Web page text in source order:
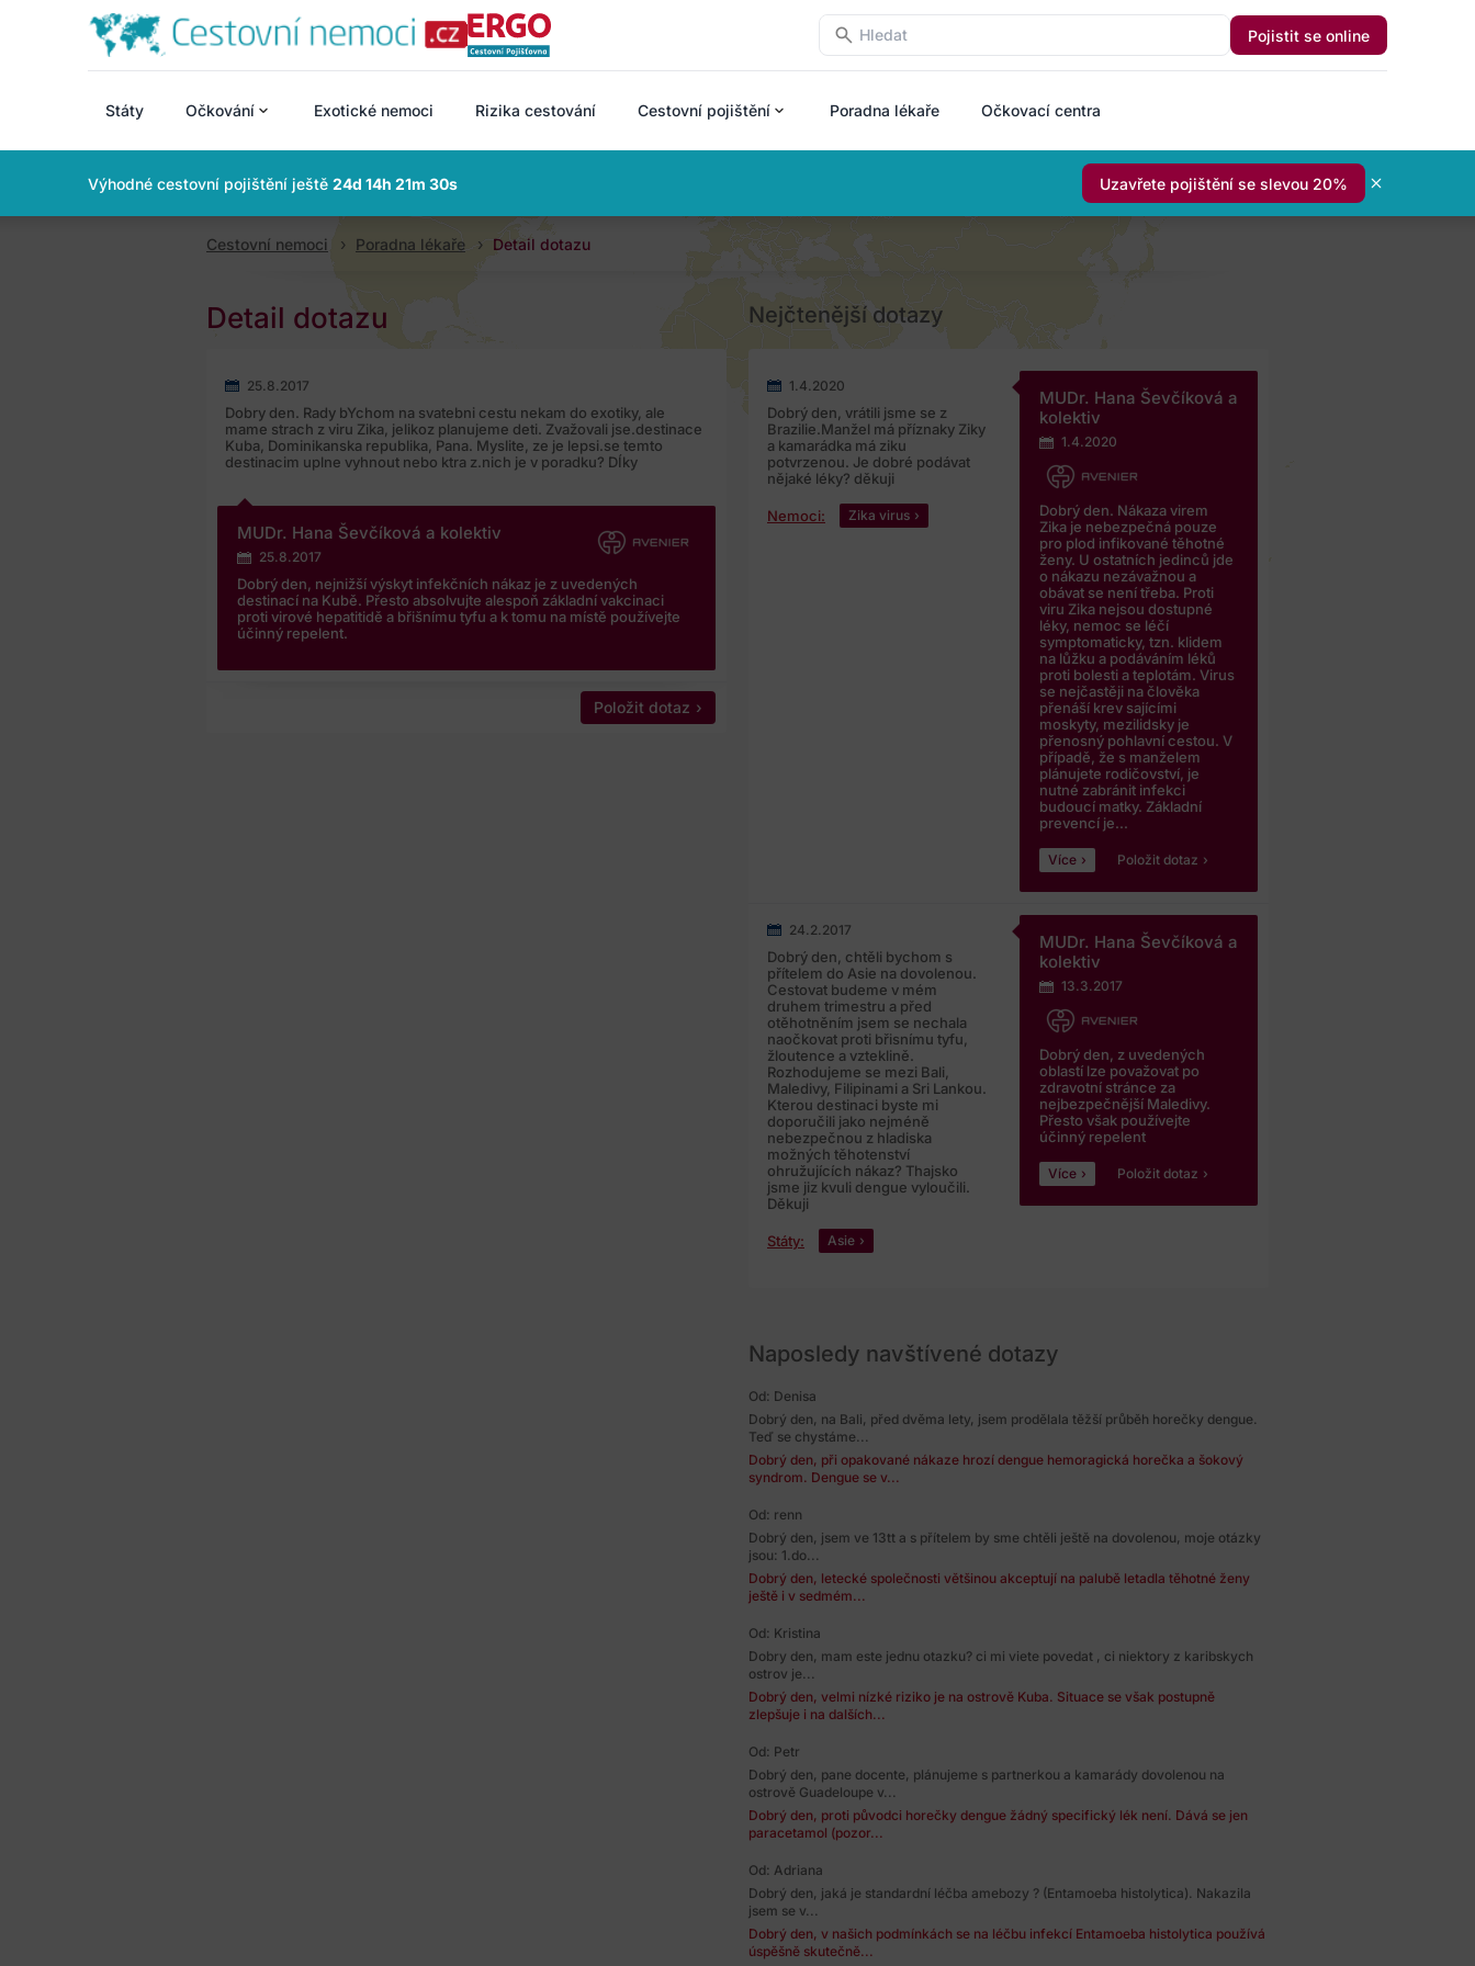
Pojistit se online
Státy Očkování Exotické nemoci Rizika cestování Cestovní pojištění Poradna lékaře Očkovací centra
Výhodné cestovní pojištění ještě 24d 14h 21m 29s Uzavřete pojištění se slevou 20%
Cestovní nemoci Poradna lékaře Detail dotazu
Detail dotazu
25.8.2017
Dobry den. Rady bYchom na svatebni cestu nekam do exotiky, ale
mame strach z viru Zika, jelikoz planujeme deti. Zvažovali jse.destinace
Kuba, Dominikanska republika, Pana. Myslite, ze je lepsi.se temto
destinacim uplne vyhnout nebo ktra z.nich je v poradku? DÍky
MUDr. Hana Ševčíková a kolektiv
25.8.2017
Dobrý den, nejnižší výskyt infekčních nákaz je z uvedených
destinací na Kubě. Přesto absolvujte alespoň základní vakcinaci
proti virové hepatitidě a břišnímu tyfu a k tomu na místě používejte
účinný repelent.
Položit dotaz
Nejčtenější dotazy
1.4.2020
Dobrý den, vrátili jsme se z
Brazilie.Manžel má příznaky Ziky
a kamarádka má ziku
potvrzenou. Je dobré podávat
nějaké léky? děkuji
Nemoci: Zika virus
MUDr. Hana Ševčíková a
kolektiv
1.4.2020
Dobrý den. Nákaza virem
Zika je nebezpečná pouze
pro plod infikované těhotné
ženy. U ostatních jedinců jde
o nákazu nezávažnou a
obávat se není třeba. Proti
viru Zika nejsou dostupné
léky, nemoc se léčí
symptomaticky, tzn. klidem
na lůžku a podáváním léků
proti bolesti a teplotám. Virus
se nejčastěji na člověka
přenáší krev sajícími
moskyty, mezilidsky je
přenosný pohlavní cestou. V
případě, že s manželem
plánujete rodičovství, je
nutné zabránit infekci
budoucí matky. Základní
prevencí je...
Více Položit dotaz
24.2.2017
Dobrý den, chtěli bychom s
přítelem do Asie na dovolenou.
Cestovat budeme v mém
druhem trimestru a před
otěhotněním jsem se nechala
naočkovat proti břisnímu tyfu,
žloutence a vzteklině.
Rozhodujeme se mezi Bali,
Maledivy, Filipinami a Sri Lankou.
Kterou destinaci byste mi
doporučili jako nejméně
nebezpečnou z hladiska
možných těhotenství
ohružujících nákaz? Thajsko
jsme jiz kvuli dengue vyloučili.
Děkuji
Státy: Asie
MUDr. Hana Ševčíková a
kolektiv
13.3.2017
Dobrý den, z uvedených
oblastí lze považovat po
zdravotní stránce za
nejbezpečnější Maledivy.
Přesto však používejte
účinný repelent
Více Položit dotaz
Naposledy navštívené dotazy
Od: Denisa
Dobrý den, na Bali, před dvěma lety, jsem prodělala těžší průběh horečky dengue.
Teď se chystáme...
Dobrý den, při opakované nákaze hrozí dengue hemoragická horečka a šokový
syndrom. Dengue se v...
Od: renn
Dobrý den, jsem ve 13tt a s přítelem by sme chtěli ještě na dovolenou, moje otázky
jsou: 1.do...
Dobrý den, letecké společnosti většinou akceptují na palubě letadla těhotné ženy
ještě i v sedmém...
Od: Kristina
Dobry den, mam este jednu otazku? ci mi viete povedat , ci niektory z karibskych
ostrov je...
Dobrý den, velmi nízké riziko je na ostrově Kuba. Situace se však postupně
zlepšuje i na dalších...
Od: Petr
Dobrý den, pane docente, plánujeme s partnerkou a kamarády dovolenou na
ostrově Guadeloupe v...
Dobrý den, proti původci horečky dengue žádný specifický lék není. Dává se jen
paracetamol (pozor...
Od: Adriana
Dobrý den, jaká je standardní léčba amebozy ? (Entamoeba histolytica). Nakazila
jsem se v...
Dobrý den, v našich podmínkách se na léčbu infekcí Entamoeba histolytica používá
úspěšně skutečně...